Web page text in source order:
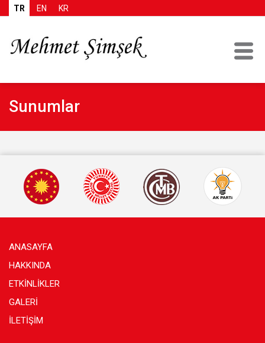
TR EN KR
Sunumlar
ANASAYFA
HAKKINDA
ETKİNLİKLER
GALERİ
İLETİŞİM